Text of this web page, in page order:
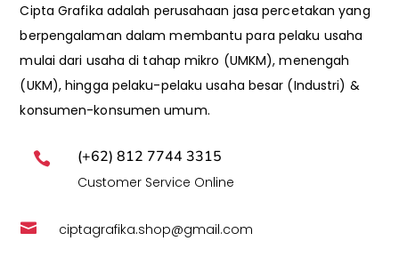
Cipta Grafika adalah perusahaan jasa percetakan yang
berpengalaman dalam membantu para pelaku usaha
mulai dari usaha di tahap mikro (UMKM), menengah
(UKM), hingga pelaku-pelaku usaha besar (Industri) &
konsumen-konsumen umum.
 (+62) 812 7744 3315
Customer Service Online
 ciptagrafika.shop@gmail.com